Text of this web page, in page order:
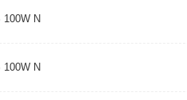
100W N
100W N